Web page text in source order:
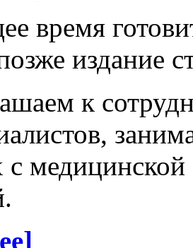
время
издание
к
с